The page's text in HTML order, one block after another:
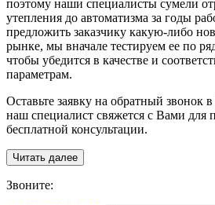
поэтому наши специалисты сумели
утепления до автоматизма за годы
предложить заказчику какую-либо
рынке, мы вначале тестируем ее по
чтобы убедится в качестве и
параметрам.
Оставьте заявку на обратный звонок
наш специалист свяжется с Вами для
бесплатной консультации.
Читать далее
Звоните: